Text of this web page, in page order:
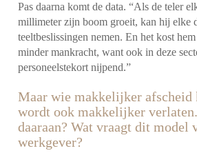
Pas daarna komt de data. “Als de teler
millimeter zijn boom groeit, kan hij elke
teeltbeslissingen nemen. En het kost
minder mankracht, want ook in deze
personeelstekort nijpend.”
Maar wie makkelijker afscheid
wordt ook makkelijker
daaraan? Wat vraagt dit model
werkgever?